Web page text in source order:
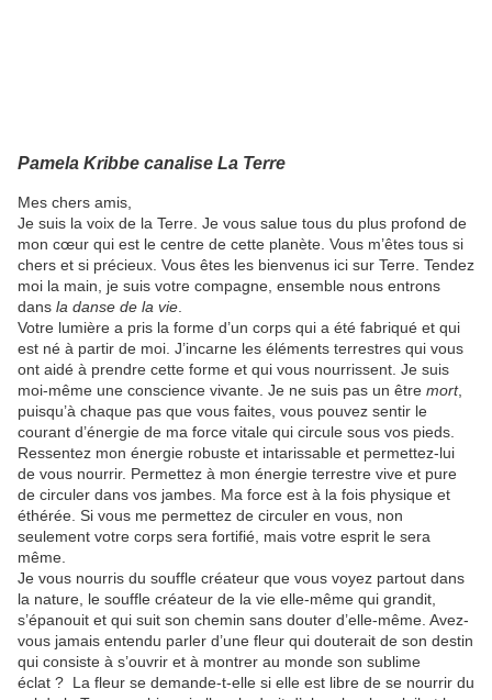
Pamela Kribbe canalise La Terre
Mes chers amis,
Je suis la voix de la Terre. Je vous salue tous du plus profond de
mon cœur qui est le centre de cette planète. Vous m’êtes tous si
chers et si précieux. Vous êtes les bienvenus ici sur Terre. Tendez
moi la main, je suis votre compagne, ensemble nous entrons
dans la danse de la vie
Votre lumière a pris la forme d’un corps qui a été fabriqué et qui
est né à partir de moi. J’incarne les éléments terrestres qui vous
ont aidé à prendre cette forme et qui vous nourrissent. Je suis
moi-même une conscience vivante. Je ne suis pas un être mort,
puisqu’à chaque pas que vous faites, vous pouvez sentir le
courant d’énergie de ma force vitale qui circule sous vos pieds.
Ressentez mon énergie robuste et intarissable et permettez-lui
de vous nourrir. Permettez à mon énergie terrestre vive et pure
de circuler dans vos jambes. Ma force est à la fois physique et
éthérée. Si vous me permettez de circuler en vous, non
seulement votre corps sera fortifié, mais votre esprit le sera
même.
Je vous nourris du souffle créateur que vous voyez partout dans
la nature, le souffle créateur de la vie elle-même qui grandit,
s’épanouit et qui suit son chemin sans douter d’elle-même. Avez-
vous jamais entendu parler d’une fleur qui douterait de son destin
qui consiste à s’ouvrir et à montrer au monde son sublime
éclat ? La fleur se demande-t-elle si elle est libre de se nourrir du